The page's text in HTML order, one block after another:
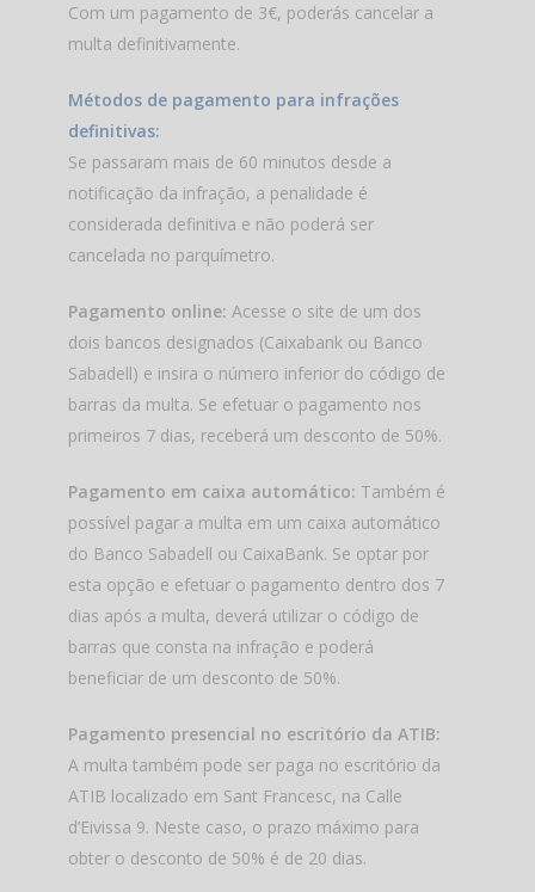
Com um pagamento de 3€, poderás cancelar a
multa definitivamente.
Métodos de pagamento para infrações
definitivas:
Se passaram mais de 60 minutos desde a
notificação da infração, a penalidade é
considerada definitiva e não poderá ser
cancelada no parquímetro.
Pagamento online: Acesse o site de um dos
dois bancos designados (Caixabank ou Banco
Sabadell) e insira o número inferior do código de
barras da multa. Se efetuar o pagamento nos
primeiros 7 dias, receberá um desconto de 50%.
Pagamento em caixa automático: Também é
possível pagar a multa em um caixa automático
do Banco Sabadell ou CaixaBank. Se optar por
esta opção e efetuar o pagamento dentro dos 7
dias após a multa, deverá utilizar o código de
barras que consta na infração e poderá
beneficiar de um desconto de 50%.
Pagamento presencial no escritório da ATIB:
A multa também pode ser paga no escritório da
ATIB localizado em Sant Francesc, na Calle
d’Eivissa 9. Neste caso, o prazo máximo para
obter o desconto de 50% é de 20 dias.